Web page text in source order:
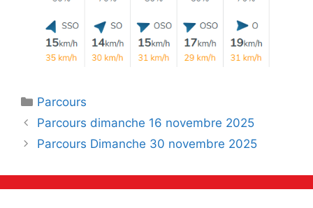
Catégories
Parcours
Navigation
des
Parcours dimanche 16 novembre 2025
Parcours Dimanche 30 novembre 2025